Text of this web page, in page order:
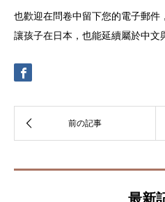
也歡迎在問卷中留下您的電子郵件
讓孩子在日本，也能延續屬於中文
最新